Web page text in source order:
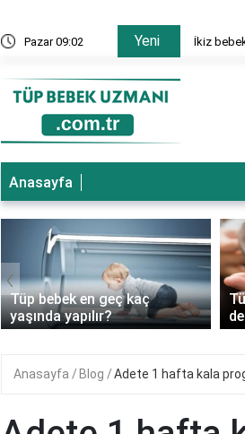
Pazar 09:02 Yeni İkiz
Anasayfa
Tüp bebek en geç kaç
yaşında yapılır?
‹
Anasayfa Blog Adete 1 hafta kala